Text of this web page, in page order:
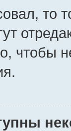
то
чтобы